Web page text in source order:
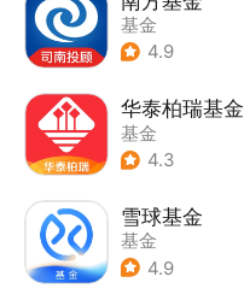
基金
4.9
华泰柏瑞基金
基金
4.3
雪球基金
基金
4.9